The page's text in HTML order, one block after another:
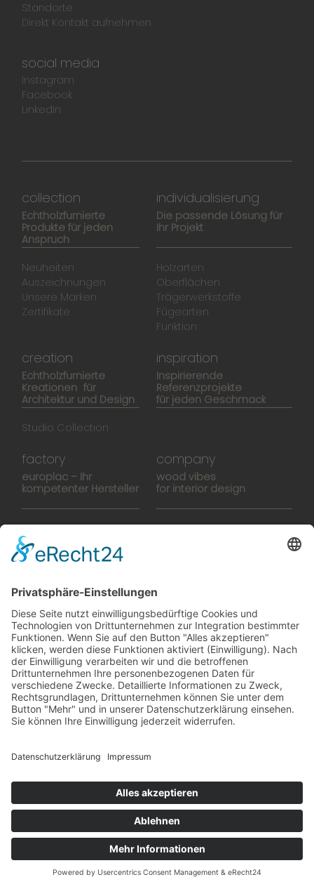
Standorte
Direkt Kontakt aufnehmen
social media
Instagram
Facebook
LinkedIn
collection
Echtholzfurnierte
Produkte für jeden
Anspruch
Neuheiten
Auszeichnungen
Unsere Marken
Zertifikate
individualisierung
Die passende Lösung für
Ihr Projekt
Holzarten
Oberflächen
Trägerwerkstoffe
Fügearten
Funktion
creation
Echtholzfurnierte
Kreationen für
Architektur und Design
Studio Collection
inspiration
Inspirierende
Referenzprojekte
für jeden Geschmack
factory
europlac – Ihr
kompetenter Hersteller
Hightech-Fertigung
Manufaktur
company
wood vibes
for interior design
europlacHOUSE
Karriere
Booklet
SalesTools
green vibes
Auf dem Weg in eine
lebenswerte Zukunft
© 2024 Europlac. All Rights Reserved
Allgemeine Geschäftsbedingungen
Impressum
Datenschutz